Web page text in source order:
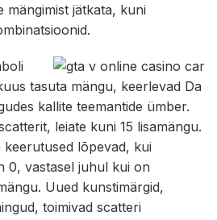
mängimist jätkata, kuni
tasuta mängu, keerlevad Da
kallite teemantide ümber.
leiate kuni 15 lisamängu.
keerutused lõpevad, kui
0, vastasel juhul kui on
Uued kunstimärgid,
toimivad scatteri